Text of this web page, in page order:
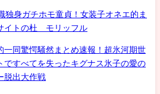
身ガチホモ童貞！女装子オネエ的ま
イトの杜 モリッフル
一同驚愕騒然まとめ速報！超氷河期世
ですべてを失ったキグナス氷子の愛の
脱出大作戦